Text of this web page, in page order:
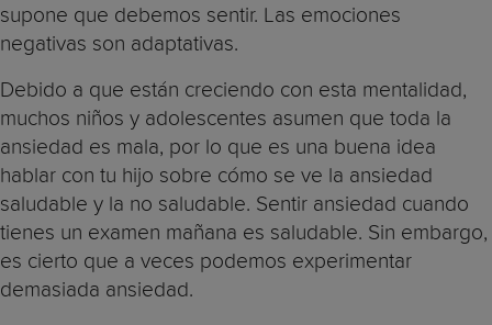
supone que debemos sentir. Las emociones
negativas son adaptativas.
Debido a que están creciendo con esta mentalidad,
muchos niños y adolescentes asumen que toda la
ansiedad es mala, por lo que es una buena idea
hablar con tu hijo sobre cómo se ve la ansiedad
saludable y la no saludable. Sentir ansiedad cuando
tienes un examen mañana es saludable. Sin embargo,
es cierto que a veces podemos experimentar
demasiada ansiedad.